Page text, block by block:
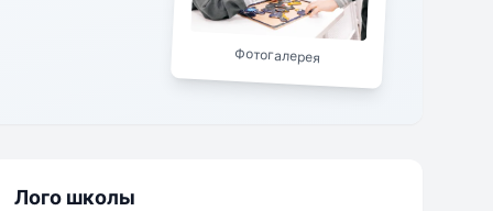
учиться (как
Фотогалерея
Лого школы